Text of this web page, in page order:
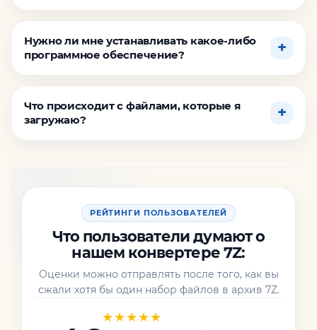
Нужно ли мне устанавливать какое-либо
программное обеспечение?
Что происходит с файлами, которые я
загружаю?
РЕЙТИНГИ ПОЛЬЗОВАТЕЛЕЙ
Что пользователи думают о
нашем конвертере 7Z:
Оценки можно отправлять после того, как вы
сжали хотя бы один набор файлов в архив 7Z.
★★★★★